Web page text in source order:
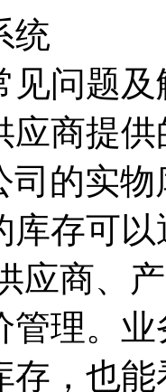
统
见问题
应商提
司的实
库存可
应商、
管理。
存，也